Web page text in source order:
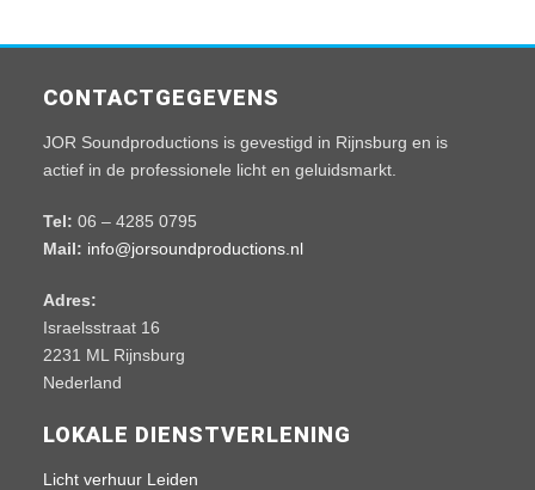
CONTACTGEGEVENS
JOR Soundproductions is gevestigd in Rijnsburg en is
actief in de professionele licht en geluidsmarkt.
Tel: 06 – 4285 0795
Mail: info@jorsoundproductions.nl
Adres:
Israelsstraat 16
2231 ML Rijnsburg
Nederland
LOKALE DIENSTVERLENING
Licht verhuur Leiden